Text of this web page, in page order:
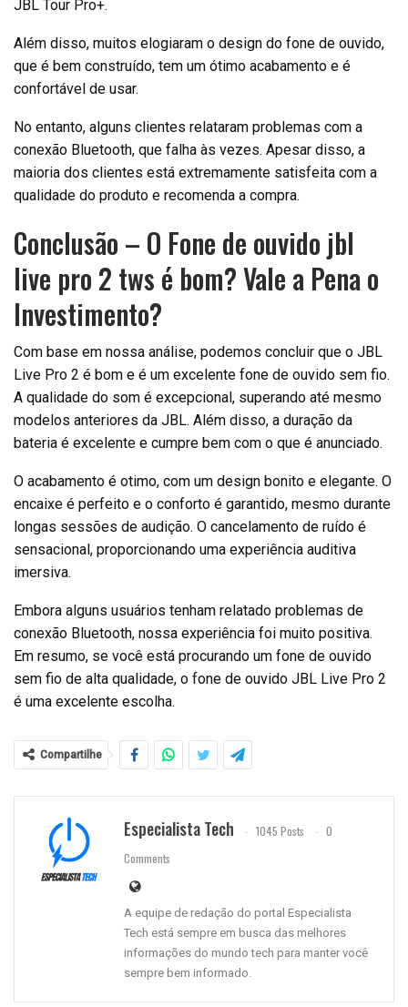
JBL Tour Pro+.
Além disso, muitos elogiaram o design do fone de ouvido,
que é bem construído, tem um ótimo acabamento e é
confortável de usar.
No entanto, alguns clientes relataram problemas com a
conexão Bluetooth, que falha às vezes. Apesar disso, a
maioria dos clientes está extremamente satisfeita com a
qualidade do produto e recomenda a compra.
Conclusão – O Fone de ouvido jbl
live pro 2 tws é bom? Vale a Pena o
Investimento?
Com base em nossa análise, podemos concluir que o JBL
Live Pro 2 é bom e é um excelente fone de ouvido sem fio.
A qualidade do som é excepcional, superando até mesmo
modelos anteriores da JBL. Além disso, a duração da
bateria é excelente e cumpre bem com o que é anunciado.
O acabamento é otimo, com um design bonito e elegante. O
encaixe é perfeito e o conforto é garantido, mesmo durante
longas sessões de audição. O cancelamento de ruído é
sensacional, proporcionando uma experiência auditiva
imersiva.
Embora alguns usuários tenham relatado problemas de
conexão Bluetooth, nossa experiência foi muito positiva.
Em resumo, se você está procurando um fone de ouvido
sem fio de alta qualidade, o fone de ouvido JBL Live Pro 2
é uma excelente escolha.
Compartilhe
Especialista Tech 1045 Posts
0
Comments
A equipe de redação do portal Especialista
Tech está sempre em busca das melhores
informações do mundo tech para manter você
sempre bem informado.